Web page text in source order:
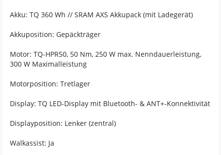
Akku: TQ 360 Wh // SRAM AXS Akkupack (mit Ladegerät)
Akkuposition: Gepäckträger
Motor: TQ-HPR50, 50 Nm, 250 W max. Nenndauerleistung,
300 W Maximalleistung
Motorposition: Tretlager
Display: TQ LED-Display mit Bluetooth- & ANT+-Konnektivität
Displayposition: Lenker (zentral)
Walkassist: Ja